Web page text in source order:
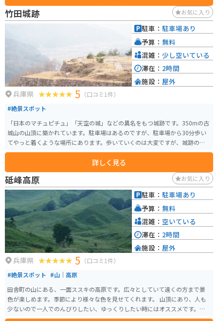
美味しいです。
竹田城跡 お気に入り
兵庫県 5 （口コミ1件）
#絶景スポット
「日本のマチュピチュ」「天空の城」などの異名をもつ城跡です。350mの古
城山の山頂に築かれています。駐車場はあるのですが、駐車場から30分歩い
てやっと着くような場所にあります。歩いていくのは大変ですが、城跡の絶
景を見ると疲れも吹き飛びます。
詳しく見る
駐車： 駐車場あり
予算： 無料
混雑： 少し空いている
滞在： 2時間
施設： 屋外
砥峰高原 お気に入り
兵庫県 5 （口コミ1件）
#絶景スポット #山｜高原
田舎町の山にある、一面ススキの高原です。広々としていて遠くの方まで景
色が楽しめます。季節により様々な色を見せてくれます。 山頂にあり、人も
少ないので一人でのんびりしたい、ゆっくりしたい時にはオススメです。映
画やドラマの撮影にも使われることがあるようです。
駐車： 駐車場あり
予算： 無料
混雑： 空いている
滞在： 2時間
施設： 屋外